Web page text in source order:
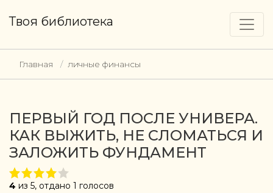
Твоя библиотека
Главная личные финансы
ПЕРВЫЙ ГОД ПОСЛЕ УНИВЕРА.
КАК ВЫЖИТЬ, НЕ СЛОМАТЬСЯ И
ЗАЛОЖИТЬ ФУНДАМЕНТ
4 из 5, отдано 1 голосов